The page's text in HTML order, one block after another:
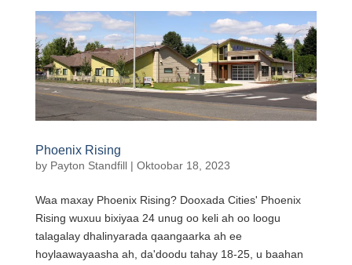
Phoenix Rising
by Payton Standfill| Oktoobar 18, 2023
Waa maxay Phoenix Rising? Dooxada Cities' Phoenix
Rising wuxuu bixiyaa 24 unug oo keli ah oo loogu
talagalay dhalinyarada qaangaarka ah ee
hoylaawayaasha ah, da'doodu tahay 18-25, u baahan